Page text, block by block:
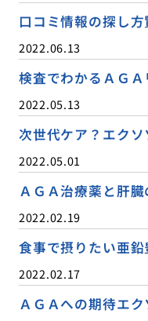
口コミ情報の探し
2022.06.13
検査でわかるＡＧ
2022.05.13
次世代ケア？エク
2022.05.01
ＡＧＡ治療薬と肝
2022.02.19
食事で摂りたい亜
2022.02.17
ＡＧＡへの期待エ